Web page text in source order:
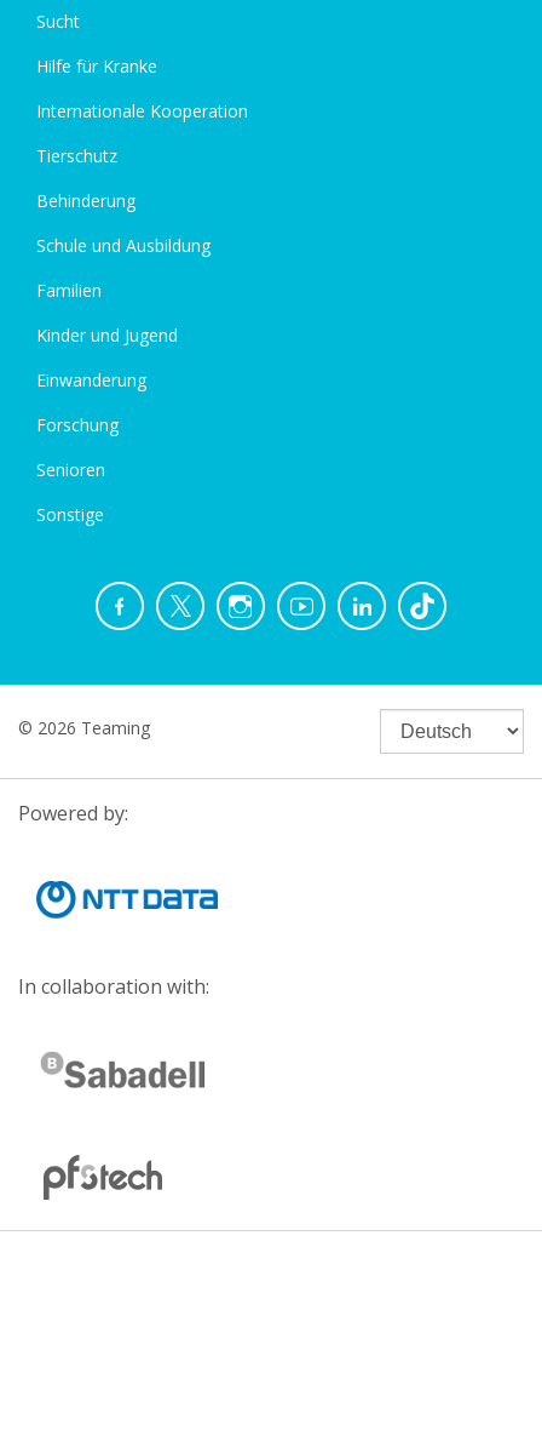
Sucht
Hilfe für Kranke
Internationale Kooperation
Tierschutz
Behinderung
Schule und Ausbildung
Familien
Kinder und Jugend
Einwanderung
Forschung
Senioren
Sonstige
© 2026 Teaming
Powered by:
In collaboration with: